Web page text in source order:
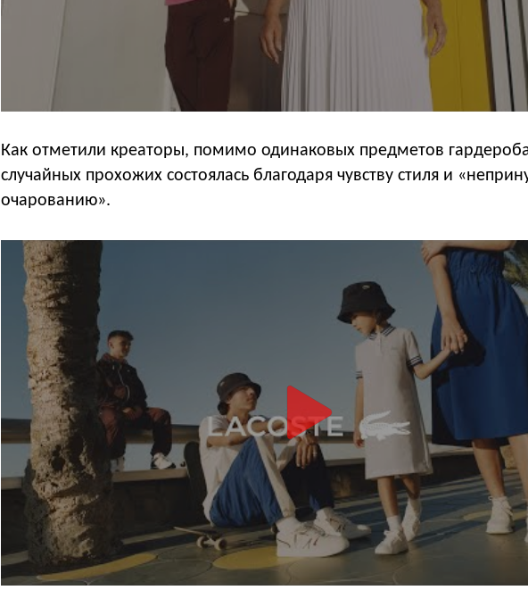
Как отметили креаторы, помимо одинаковых предметов
случайных прохожих состоялась благодаря чувству стиля и
очарованию».